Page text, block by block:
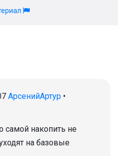
АрсенийАртур •
самой накопить не
на базовые